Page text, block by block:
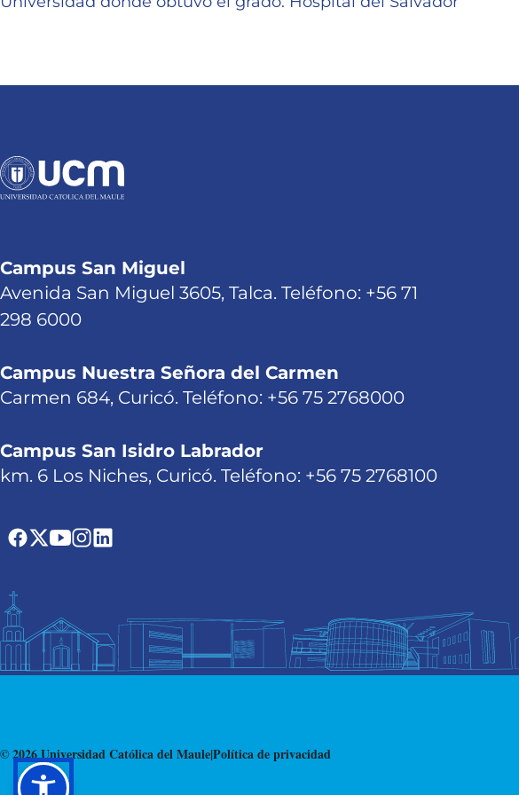
Campus San Miguel
Avenida San Miguel 3605, Talca. Teléfono: +56 71
298 6000
Campus Nuestra Señora del Carmen
Carmen 684, Curicó. Teléfono: +56 75 2768000
Campus San Isidro Labrador
km. 6 Los Niches, Curicó. Teléfono: +56 75 2768100
© 2026 Universidad Católica del Maule|Política de privacidad